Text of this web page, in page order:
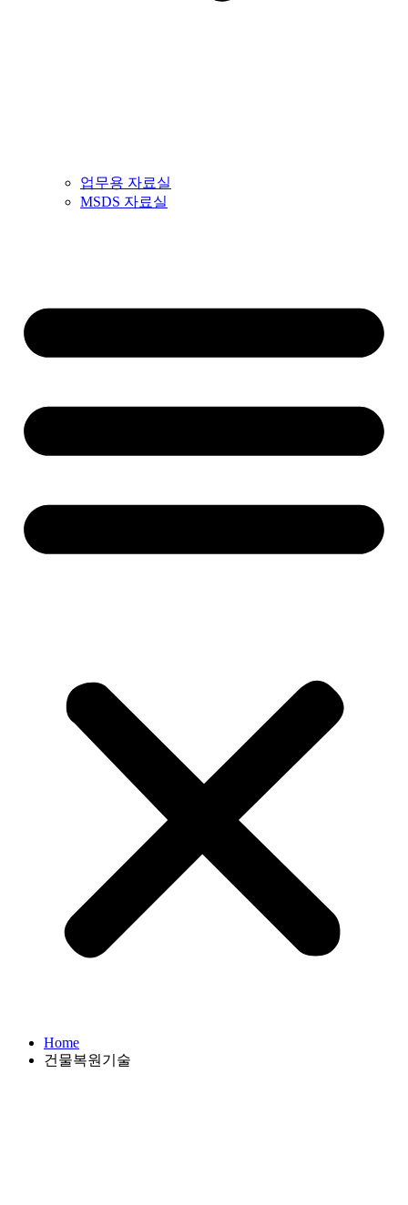
업무용 자료실
MSDS 자료실
Home
건물복원기술